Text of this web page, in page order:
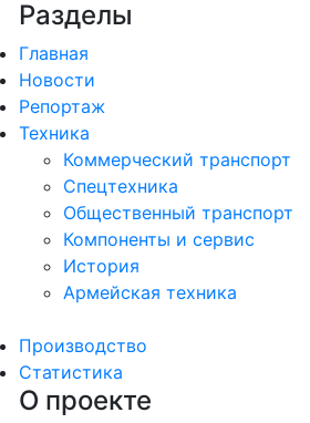
Разделы
Главная
Новости
Репортаж
Техника
Коммерческий транспорт
Спецтехника
Общественный транспорт
Компоненты и сервис
История
Армейская техника
Производство
Статистика
О проекте